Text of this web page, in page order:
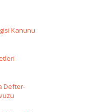
Kanunu
Defter-